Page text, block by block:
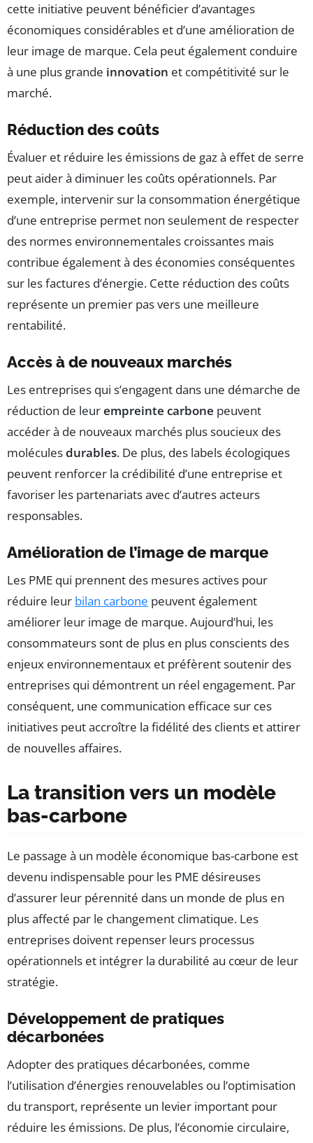
cette initiative peuvent bénéficier d’avantages
économiques considérables et d’une amélioration de
leur image de marque. Cela peut également conduire
à une plus grande innovation et compétitivité sur le
marché.
Réduction des coûts
Évaluer et réduire les émissions de gaz à effet de serre
peut aider à diminuer les coûts opérationnels. Par
exemple, intervenir sur la consommation énergétique
d’une entreprise permet non seulement de respecter
des normes environnementales croissantes mais
contribue également à des économies conséquentes
sur les factures d’énergie. Cette réduction des coûts
représente un premier pas vers une meilleure
rentabilité.
Accès à de nouveaux marchés
Les entreprises qui s’engagent dans une démarche de
réduction de leurempreinte carbone peuvent
accéder à de nouveaux marchés plus soucieux des
moléculesdurables. De plus, des labels écologiques
peuvent renforcer la crédibilité d’une entreprise et
favoriser les partenariats avec d’autres acteurs
responsables.
Amélioration de l’image de marque
Les PME qui prennent des mesures actives pour
réduire leur bilan carbone peuvent également
améliorer leur image de marque. Aujourd’hui, les
consommateurs sont de plus en plus conscients des
enjeux environnementaux et préfèrent soutenir des
entreprises qui démontrent un réel engagement. Par
conséquent, une communication efficace sur ces
initiatives peut accroître la fidélité des clients et attirer
de nouvelles affaires.
La transition vers un modèle
bas-carbone
Le passage à un modèle économique bas-carbone est
devenu indispensable pour les PME désireuses
d’assurer leur pérennité dans un monde de plus en
plus affecté par le changement climatique. Les
entreprises doivent repenser leurs processus
opérationnels et intégrer la durabilité au cœur de leur
stratégie.
Développement de pratiques
décarbonées
Adopter des pratiques décarbonées, comme
l’utilisation d’énergies renouvelables ou l’optimisation
du transport, représente un levier important pour
réduire les émissions. De plus, l’économie circulaire,